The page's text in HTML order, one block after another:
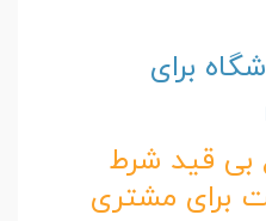
برای
بی قید شرط
برای مشتری